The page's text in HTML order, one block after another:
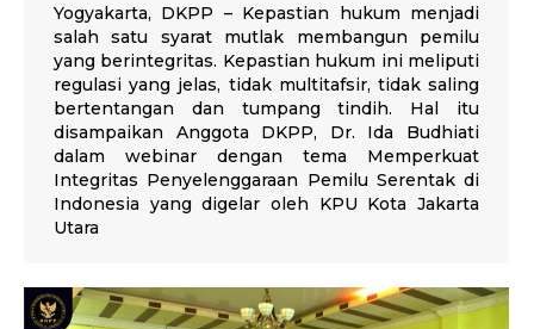
Yogyakarta, DKPP – Kepastian hukum menjadi
salah satu syarat mutlak membangun pemilu
yang berintegritas. Kepastian hukum ini meliputi
regulasi yang jelas, tidak multitafsir, tidak saling
bertentangan dan tumpang tindih. Hal itu
disampaikan Anggota DKPP, Dr. Ida Budhiati
dalam webinar dengan tema Memperkuat
Integritas Penyelenggaraan Pemilu Serentak di
Indonesia yang digelar oleh KPU Kota Jakarta
Utara